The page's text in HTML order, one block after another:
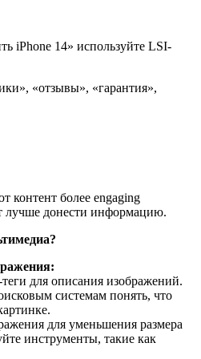
iPhone 14» используйте LSI-
«отзывы», «гарантия»,
контент более engaging
донести информацию.
для описания изображений.
системам понять, что
для уменьшения размера
инструменты, такие как